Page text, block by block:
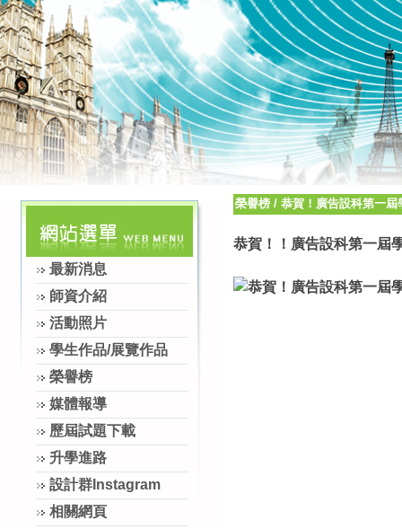
最新消息
師資介紹
活動照片
學生作品/展覽作品
榮譽榜
媒體報導
歷屆試題下載
升學進路
設計群Instagram
相關網頁
榮譽榜 / 恭賀！廣告設科第一
恭賀！！廣告設科第一屆